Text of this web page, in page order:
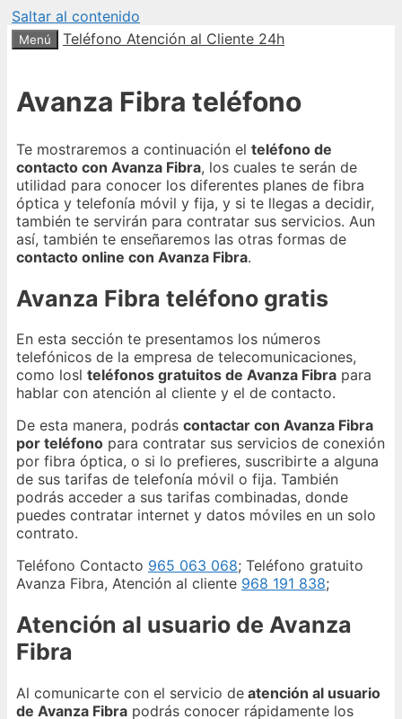
Saltar al contenido
Menú Teléfono Atención al Cliente 24h
Avanza Fibra teléfono
Te mostraremos a continuación el teléfono de
contacto con Avanza Fibra, los cuales te serán de
utilidad para conocer los diferentes planes de fibra
óptica y telefonía móvil y fija, y si te llegas a decidir,
también te servirán para contratar sus servicios. Aun
así, también te enseñaremos las otras formas de
contacto online con Avanza Fibra.
Avanza Fibra teléfono gratis
En esta sección te presentamos los números
telefónicos de la empresa de telecomunicaciones,
como losl teléfonos gratuitos de Avanza Fibra para
hablar con atención al cliente y el de contacto.
De esta manera, podrás contactar con Avanza Fibra
por teléfono para contratar sus servicios de conexión
por fibra óptica, o si lo prefieres, suscribirte a alguna
de sus tarifas de telefonía móvil o fija. También
podrás acceder a sus tarifas combinadas, donde
puedes contratar internet y datos móviles en un solo
contrato.
Teléfono Contacto 965 063 068; Teléfono gratuito
Avanza Fibra, Atención al cliente 968 191 838;
Atención al usuario de Avanza
Fibra
Al comunicarte con el servicio de atención al usuario
de Avanza Fibra podrás conocer rápidamente los